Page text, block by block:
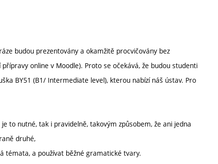
budou prezentovány a okamžitě procvičovány bez
online v Moodle). Proto se očekává, že budou studenti
BY51 (B1/ Intermediate level), kterou nabízí náš ústav. Pro
to nutné, tak i pravidelně, takovým způsobem, že ani jedna
druhé,
témata, a používat běžné gramatické tvary.